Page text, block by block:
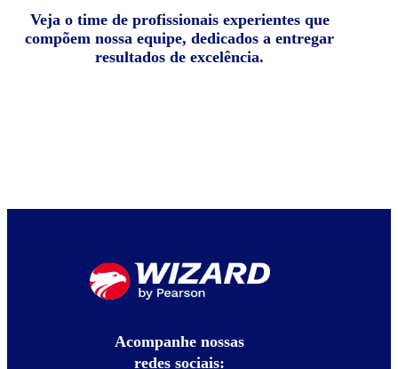
Veja o time de profissionais experientes que
compõem nossa equipe, dedicados a entregar
resultados de excelência.
Acompanhe nossas
redes sociais: